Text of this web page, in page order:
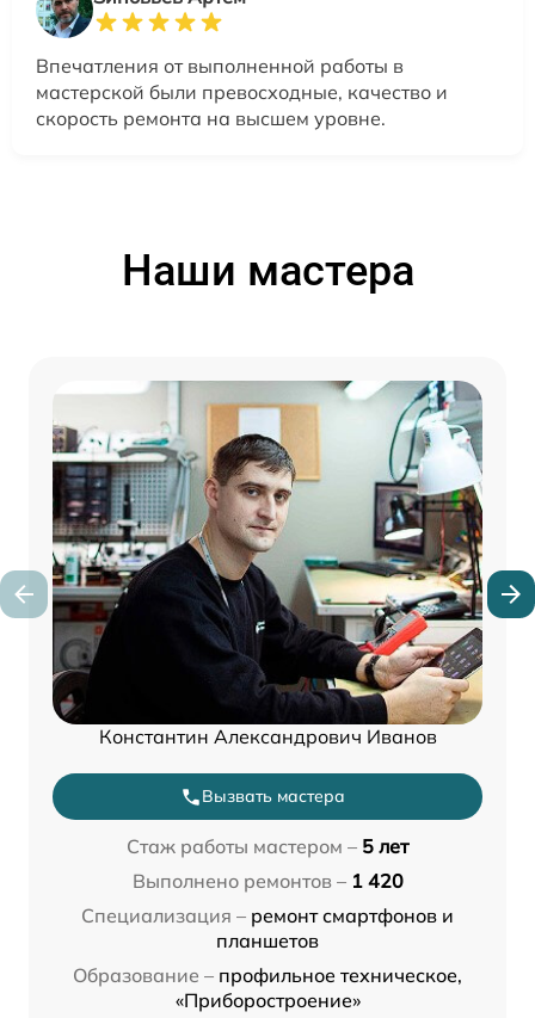
Впечатления от выполненной работы в
мастерской были превосходные, качество и
скорость ремонта на высшем уровне.
Наши мастера
Константин Александрович Иванов
Вызвать мастера
Стаж работы мастером – 5 лет
Выполнено ремонтов – 1 420
Специализация – ремонт смартфонов и
планшетов
Образование – профильное техническое,
«Приборостроение»